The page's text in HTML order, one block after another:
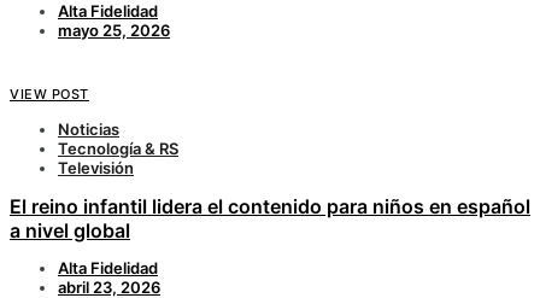
Alta Fidelidad
mayo 25, 2026
VIEW POST
Noticias
Tecnología & RS
Televisión
El reino infantil lidera el contenido para niños en español
a nivel global
Alta Fidelidad
abril 23, 2026